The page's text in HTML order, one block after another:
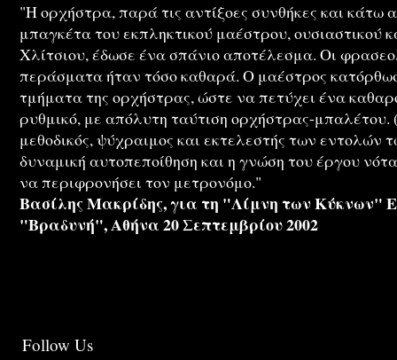
"Η ορχήστρα, παρά τις αντίξοες συνθήκες και κάτω
μπαγκέτα του εκπληκτικού μαέστρου, ουσιαστικού
Χλίτσιου, έδωσε ένα σπάνιο αποτέλεσμα. Οι
περάσματα ήταν τόσο καθαρά. Ο μαέστρος
τμήματα της ορχήστρας, ώστε να πετύχει ένα
ρυθμικό, με απόλυτη ταύτιση ορχήστρας-μπαλέτου.
μεθοδικός, ψύχραιμος και εκτελεστής των εντολών
δυναμική αυτοπεποίθηση και η γνώση του έργου
να περιφρονήσει τον μετρονόμο."
Βασίλης Μακρίδης, για τη "Λίμνη των Κύκνων"
"Βραδυνή", Αθήνα 20 Σεπτεμβρίου 2002
Follow Us